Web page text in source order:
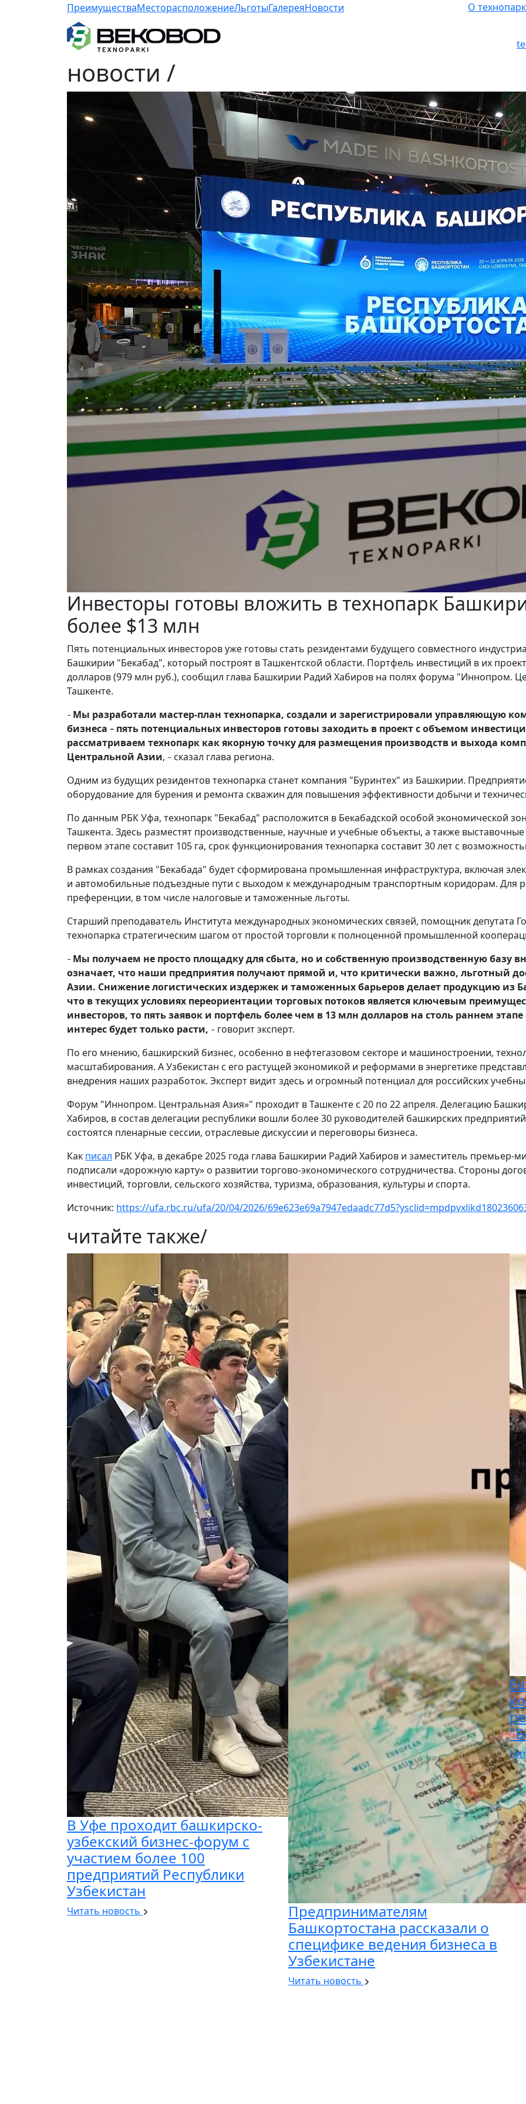
ПреимуществаМесторасположениеЛьготыГалереяНовости О
новости /
Инвесторы готовы вложить в технопарк
более $13 млн
Пять потенциальных инвесторов уже готовы стать резидентами будущего совместного
Башкирии "Бекабад", который построят в Ташкентской области. Портфель инвестиций в их
долларов (979 млн руб.), сообщил глава Башкирии Радий Хабиров на полях форума "Иннопром.
Ташкенте.
– Мы разработали мастер-план технопарка, создали и зарегистрировали управляющую
бизнеса – пять потенциальных инвесторов готовы заходить в проект с объемом
рассматриваем технопарк как якорную точку для размещения производств и выхода
Центральной Азии, – сказал глава региона.
Одним из будущих резидентов технопарка станет компания "Буринтех" из Башкирии.
оборудование для бурения и ремонта скважин для повышения эффективности добычи и
По данным РБК Уфа, технопарк "Бекабад" расположится в Бекабадской особой экономической
Ташкента. Здесь разместят производственные, научные и учебные объекты, а также
первом этапе составит 105 га, срок функционирования технопарка составит 30 лет с
В рамках создания "Бекабада" будет сформирована промышленная инфраструктура, включая
и автомобильные подъездные пути с выходом к международным транспортным коридорам. Для
преференции, в том числе налоговые и таможенные льготы.
Старший преподаватель Института международных экономических связей, помощник депутата
технопарка стратегическим шагом от простой торговли к полноценной промышленной
– Мы получаем не просто площадку для сбыта, но и собственную производственную базу
означает, что наши предприятия получают прямой и, что критически важно, льготный
Азии. Снижение логистических издержек и таможенных барьеров делает продукцию из
что в текущих условиях переориентации торговых потоков является ключевым
инвесторов, то пять заявок и портфель более чем в 13 млн долларов на столь раннем
интерес будет только расти, – говорит эксперт.
По его мнению, башкирский бизнес, особенно в нефтегазовом секторе и машиностроении,
масштабирования. А Узбекистан с его растущей экономикой и реформами в энергетике
внедрения наших разработок. Эксперт видит здесь и огромный потенциал для российских
Форум "Иннопром. Центральная Азия»" проходит в Ташкенте с 20 по 22 апреля. Делегацию
Хабиров, в состав делегации республики вошли более 30 руководителей башкирских
состоятся пленарные сессии, отраслевые дискуссии и переговоры бизнеса.
Как писал РБК Уфа, в декабре 2025 года глава Башкирии Радий Хабиров и заместитель премьер-
подписали «дорожную карту» о развитии торгово-экономического сотрудничества. Стороны
инвестиций, торговли, сельского хозяйства, туризма, образования, культуры и спорта.
Источник: https://ufa.rbc.ru/ufa/20/04/2026/
читайте также/
В Уфе проходит башкирско-
узбекский бизнес-форум с
участием более 100
предприятий Республики
Узбекистан
Читать новость
Предпринимателям
Башкортостана рассказали о
специфике ведения бизнеса в
Узбекистане
Читать новость